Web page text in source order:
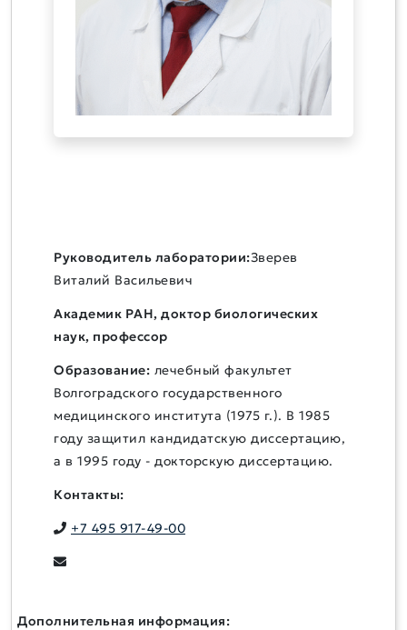
Руководитель лаборатории:Зверев
Виталий Васильевич
Академик РАН, доктор биологических
наук, профессор
Образование: лечебный факультет
Волгоградского государственного
медицинского института (1975 г.). В 1985
году защитил кандидатскую диссертацию,
а в 1995 году - докторскую диссертацию.
Контакты:
+7 495 917-49-00
Дополнительная информация: